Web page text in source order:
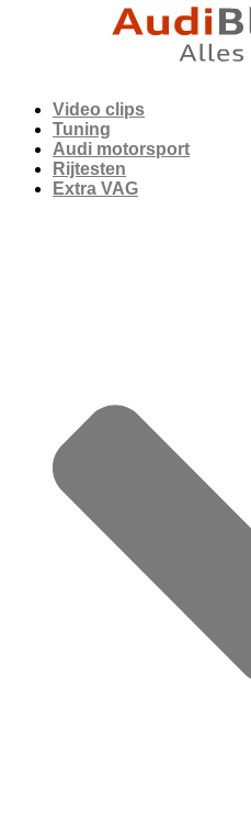
Video clips
Tuning
Audi motorsport
Rijtesten
Extra VAG